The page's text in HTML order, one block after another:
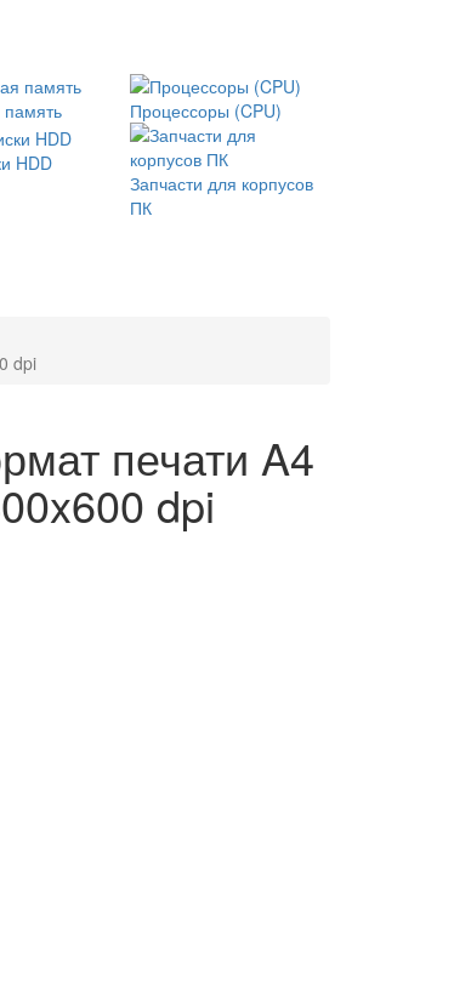
Процессоры (CPU)
HDD
Запчасти для корпусов
ПК
dpi
печати A4
dpi